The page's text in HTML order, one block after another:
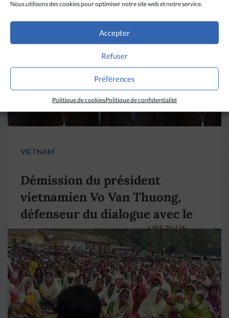
Nous utilisons des cookies pour optimiser notre site web et notre service.
Accepter
Refuser
Préférences
Politique de cookiesPolitique de confidentialité
LIRE PLUS →
VIETNAM
Démission du président
vietnamien Vo Van Thuong,
défenseur du dialogue avec le
pape François
LIRE PLUS →